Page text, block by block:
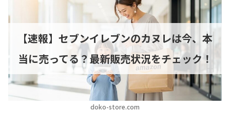
doko-store.com
【速報】セブンイレブンのカヌレは今、本
当に売ってる？最新販売状況をチェック！